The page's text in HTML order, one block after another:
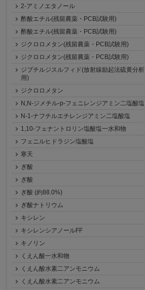
2-アミノエタノール
酢酸エチル(残留農薬・PCB試験用)
酢酸エチル(残留農薬・PCB試験用)
ジクロロメタン(残留農薬・PCB試験用)
ジクロロメタン(残留農薬・PCB試験用)
ジブチルジスルフィド(放射線励起法硫黄分析
用)
ジクロロメタン
N,N-ジメチル-p-フェニレンジアミン二塩酸塩
N-1-ナフチルエチレンジアミン二塩酸塩
1,10-フェナントロリン塩酸塩一水和物
フェニルヒドラジン塩酸塩
寒天
ぎ酸
ぎ酸
ぎ酸 (約88.0%)
ぎ酸ナトリウム
キシレン
キシレンシアノールFF
キノリン
くえん酸一水和物
くえん酸水素二アンモニウム
くえん酸水素二アンモニウム